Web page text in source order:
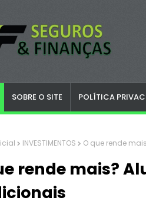
SOBRE O SITE POLÍTICA
INVESTIMENTOS O que rende
rende mais?